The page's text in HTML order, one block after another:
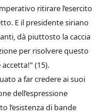
ritirare l’esercito
E il presidente siriano
dà piuttosto la caccia
per risolvere questo
(15).
a far credere ai suoi
dell’espressione
l’esistenza di bande